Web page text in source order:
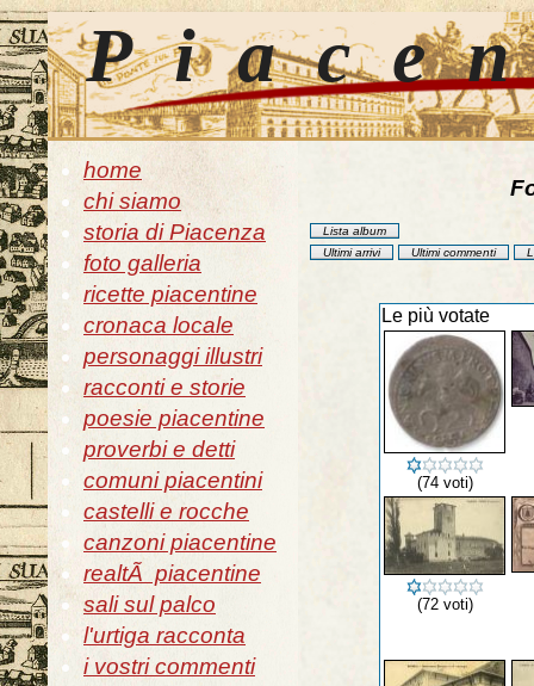
home
chi siamo
storia di Piacenza
foto galleria
ricette piacentine
cronaca locale
personaggi illustri
racconti e storie
poesie piacentine
proverbi e detti
comuni piacentini
castelli e rocche
canzoni piacentine
realtÃ piacentine
sali sul palco
l'urtiga racconta
i vostri commenti
Lista album
Ultimi arrivi
Ultimi commenti
Le più votate
(74 voti)
(72 voti)